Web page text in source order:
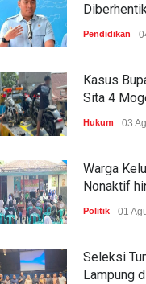
Pendidikan
Kasus
Sita 4
Hukum 03
Warga
Nonaktif
Politik 01
Seleksi
Lampung